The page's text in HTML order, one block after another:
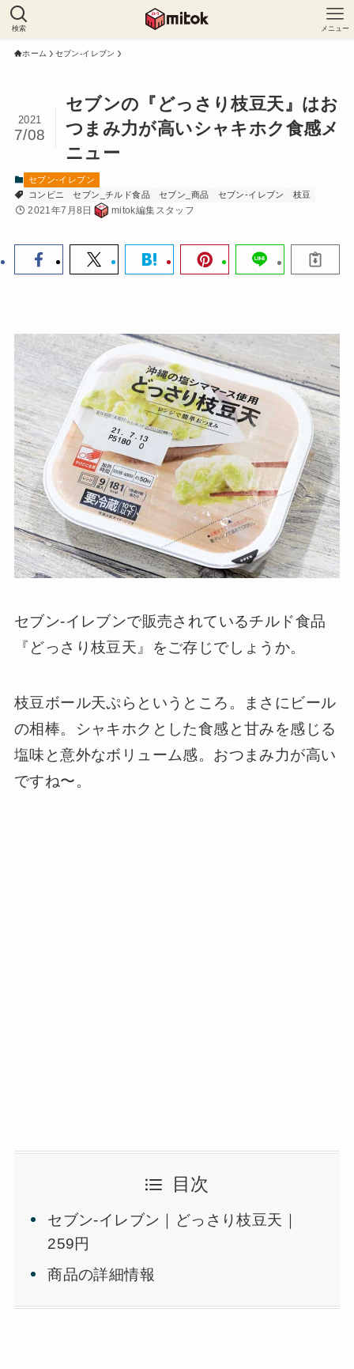
検索 メニュー
ホーム セブン-イレブン
セブンの『どっさり枝豆天』はお
つまみ力が高いシャキホク食感メ
ニュー
2021
7/08
セブン-イレブン
コンビニ
セブン_チルド食品 セブン_商品 セブン-イレブン 枝豆
2021年7月8日 mitok編集スタッフ
セブン-イレブンで販売されているチルド食品
『どっさり枝豆天』をご存じでしょうか。
枝豆ボール天ぷらというところ。まさにビール
の相棒。シャキホクとした食感と甘みを感じる
塩味と意外なボリューム感。おつまみ力が高い
ですね〜。
目次
セブン-イレブン｜どっさり枝豆天｜
259円
商品の詳細情報